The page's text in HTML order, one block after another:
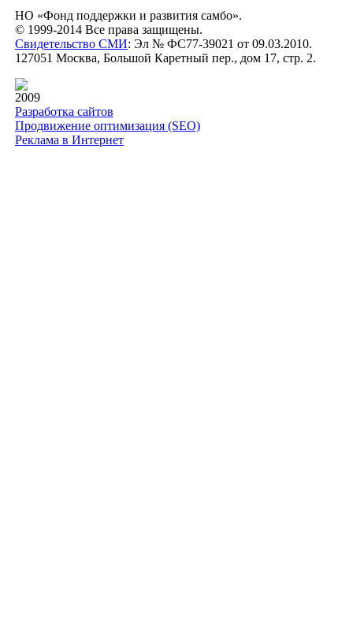
НО «Фонд поддержки и развития самбо».
© 1999-2014 Все права защищены.
Свидетельство СМИ: Эл № ФС77-39021 от 09.03.2010.
127051 Москва, Большой Каретный пер., дом 17, стр. 2.
2009
Разработка сайтов
Продвижение оптимизация (SEO)
Реклама в Интернет